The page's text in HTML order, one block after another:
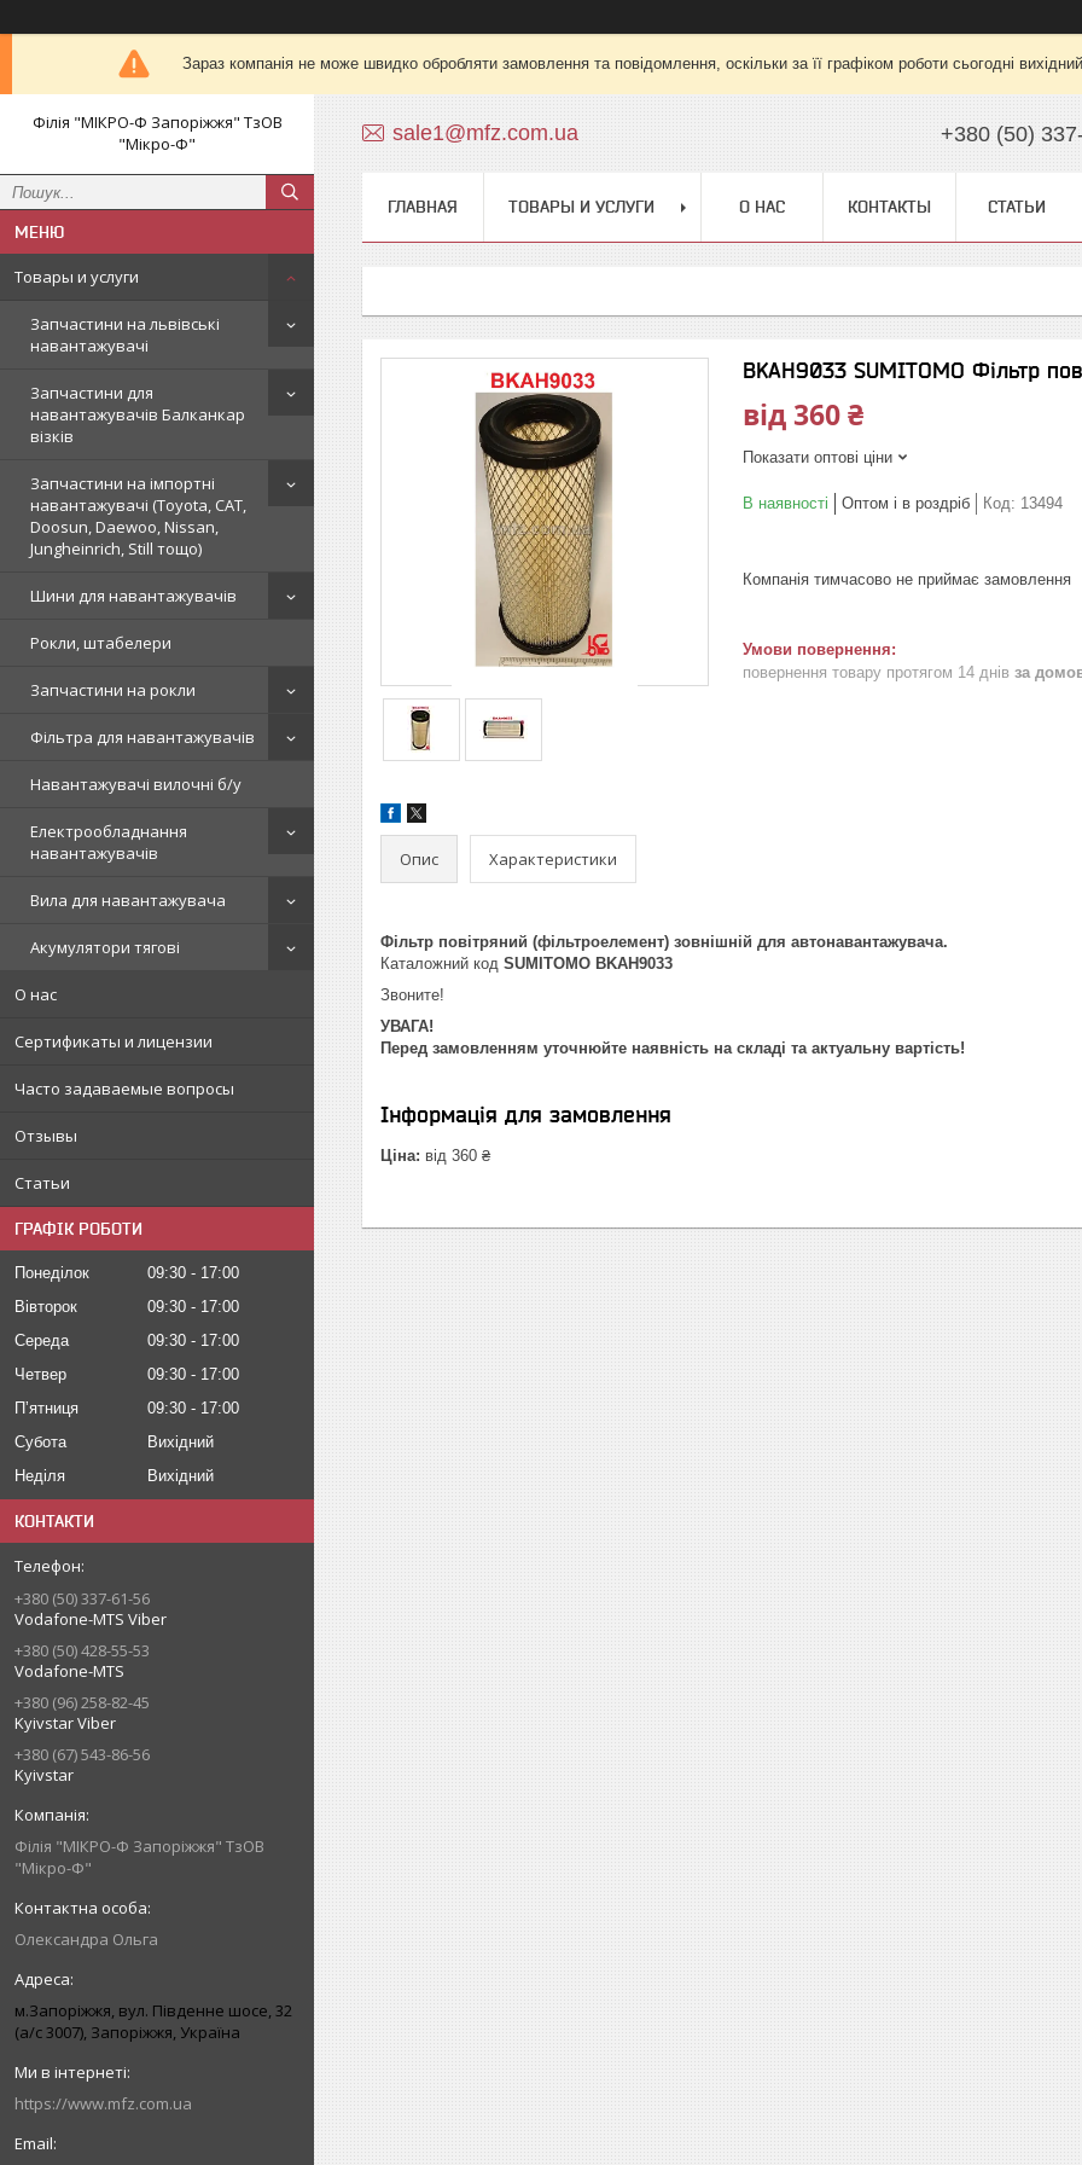
Зараз компанія не може швидко обробляти замовлення та повідомлення, оскільки за її графіком роботи сьогодні
Філія "МІКРО-Ф Запоріжжя" ТзОВ
"Мікро-Ф"
Товары и услуги
Запчастини на львівські
навантажувачі
Запчастини для
навантажувачів Балканкар
візків
Запчастини на імпортні
навантажувачі (Toyota, CAT,
Doosun, Daewoo, Nissan,
Jungheinrich, Still тощо)
Шини для навантажувачів
Рокли, штабелери
Запчастини на рокли
Фільтра для навантажувачів
Навантажувачі вилочні б/у
Електрообладнання
навантажувачів
Вила для навантажувача
Акумулятори тягові
О нас
Сертификаты и лицензии
Часто задаваемые вопросы
Отзывы
Статьи
ГРАФІК РОБОТИ
Понеділок 09:30
17:00
Вівторок
09:30
17:00
Середа
09:30
17:00
Четвер
09:30
17:00
Пʼятниця
09:30
17:00
Субота
Вихідний
Неділя
Вихідний
КОНТАКТИ
+380 (50) 337-61-56
Vodafone-MTS Viber
+380 (50) 428-55-53
Vodafone-MTS
+380 (96) 258-82-45
Kyivstar Viber
+380 (67) 543-86-56
Kyivstar
Філія "МІКРО-Ф Запоріжжя" ТзОВ
"Мікро-Ф"
Олександра Ольга
м.Запоріжжя, вул. Південне шосе, 32
(а/с 3007), Запоріжжя, Україна
https://www.mfz.com.ua
sale1@mfz.com.ua +380 (50)
ГЛАВНАЯ ТОВАРЫ И УСЛУГИ О НАС КОНТАКТЫ СТАТЬИ
BKAH9033 SUMITOMO Фільтр
від360 ₴
Показати оптові ціни
В наявності Оптом і в роздріб Код: 13494
Компанія тимчасово не приймає замовлення
повернення товару протягом 14 днів за
Опис Характеристики
Фільтр повітряний (фільтроелемент) зовнішній для автонавантажувача.
Каталожний код SUMITOMO BKAH9033
Звоните!
УВАГА!
Перед замовленням уточнюйте наявність на складі та актуальну вартість!
Інформація для замовлення
Ціна: від 360 ₴